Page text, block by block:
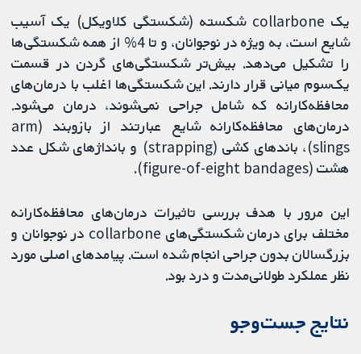
یک collarbone شکسته (شکستگی کلاویکل) یک آسیب
شایع است، به ویژه در نوجوانان، و تا 4% از همه شکستگی‌ها
را تشکیل می‌دهد. بیش‌تر شکستگی‌های گردن در قسمت
یک‌سوم میانی قرار دارند. این شکستگی‌ها اغلب با درمان‌های
محافظه‌کارانه که شامل جراحی نمی‌شوند، درمان می‌شود.
درمان‌های محافظه‌کارانه شایع عبارتند از بازوبند (arm
slings)، باندهای کشی (strapping) و بانداژهای شکل عدد
هشت (figure-of-eight bandages).
این مرور با هدف بررسی تاثیرات درمان‌های محافظه‌کارانه
مختلف برای درمان شکستگی‌های collarbone در نوجوانان و
بزرگسالان بدون جراحی انجام شده است. پیامدهای اصلی مورد
نظر عملکرد طولانی‌مدت و درد بود.
نتایج جست‌وجو